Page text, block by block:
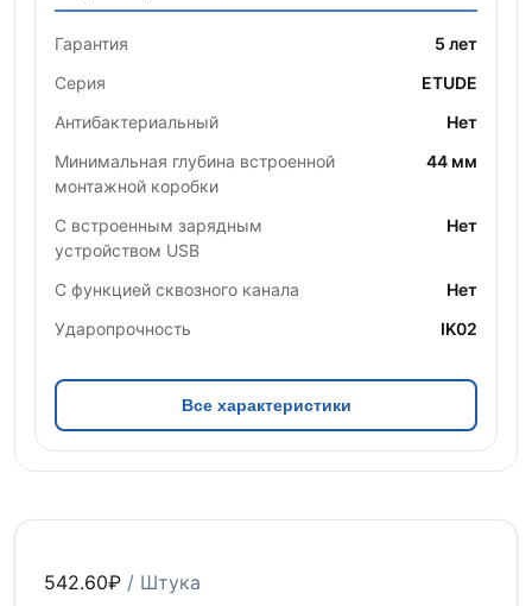
Гарантия
5 лет
Серия
ETUDE
Антибактериальный
Нет
Минимальная глубина встроенной
монтажной коробки
44 мм
С встроенным зарядным
устройством USB
Нет
С функцией сквозного канала
Нет
Ударопрочность
IK02
Все характеристики
542.60₽ / Штука